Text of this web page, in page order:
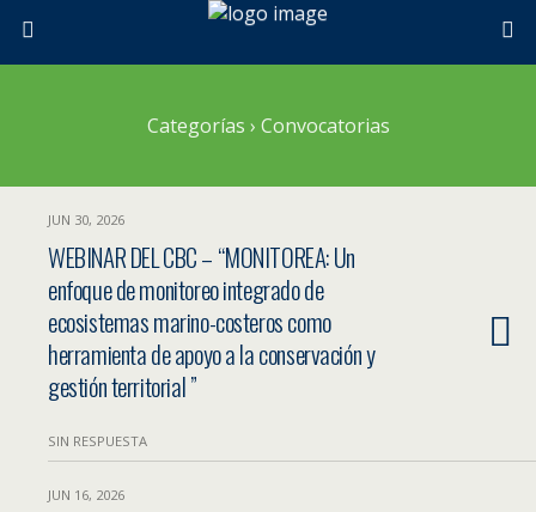
Categorías › Convocatorias
JUN 30, 2026
WEBINAR DEL CBC – “MONITOREA: Un
enfoque de monitoreo integrado de
ecosistemas marino-costeros como
herramienta de apoyo a la conservación y
gestión territorial ”
SIN RESPUESTA
JUN 16, 2026